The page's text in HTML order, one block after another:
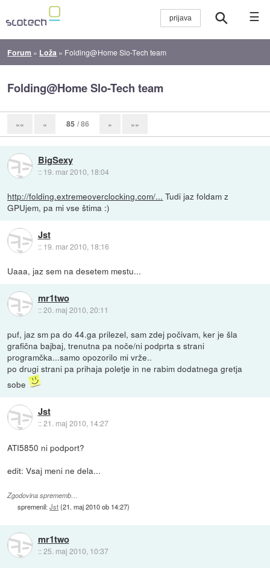
☰
Forum » Loža » Folding@Home Slo-Tech team
Folding@Home Slo-Tech team
«« « 85 / 86 » »»
BigSexy
:: 19. mar 2010, 18:04
http://folding.extremeoverclocking.com/... Tudi jaz foldam z
GPUjem, pa mi vse štima :)
Jst
:: 19. mar 2010, 18:16
Uaaa, jaz sem na desetem mestu...
mr1two
::20. maj 2010, 20:11
puf, jaz sm pa do 44.ga prilezel, sam zdej počivam, ker je šla
grafična bajbaj, trenutna pa noče/ni podprta s strani
programčka...samo opozorilo mi vrže..
po drugi strani pa prihaja poletje in ne rabim dodatnega gretja
sobe
Jst
::21. maj 2010, 14:27
ATI5850 ni podport?
edit: Vsaj meni ne dela...
Zgodovina sprememb…
spremenil:Jst(21. maj 2010 ob 14:27)
mr1two
::25. maj 2010, 10:37